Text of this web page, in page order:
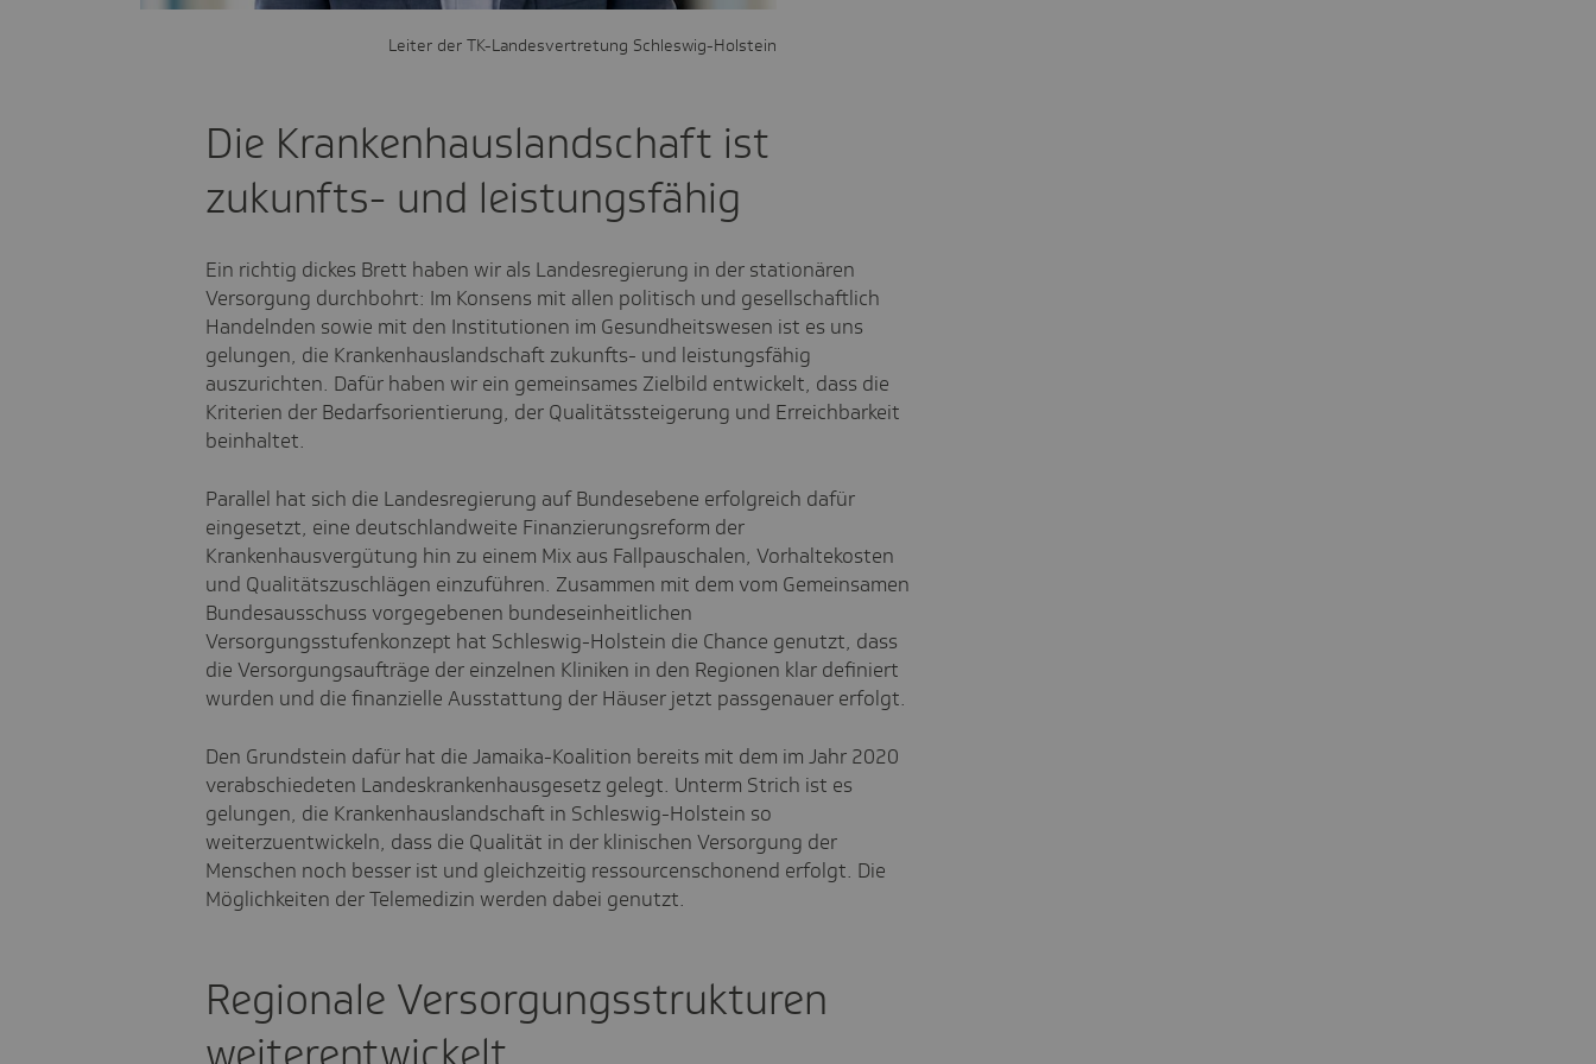
Leiter der TK-Landesvertretung Schleswig-Holstein
Die Krankenhauslandschaft ist
zukunfts- und leistungsfähig
Ein richtig dickes Brett haben wir als Landesregierung in der stationären
Versorgung durchbohrt: Im Konsens mit allen politisch und gesellschaftlich
Handelnden sowie mit den Institutionen im Gesundheitswesen ist es uns
gelungen, die Krankenhauslandschaft zukunfts- und leistungsfähig
auszurichten. Dafür haben wir ein gemeinsames Zielbild entwickelt, dass die
Kriterien der Bedarfsorientierung, der Qualitätssteigerung und Erreichbarkeit
beinhaltet.
Parallel hat sich die Landesregierung auf Bundesebene erfolgreich dafür
eingesetzt, eine deutschlandweite Finanzierungsreform der
Krankenhausvergütung hin zu einem Mix aus Fallpauschalen, Vorhaltekosten
und Qualitätszuschlägen einzuführen. Zusammen mit dem vom Gemeinsamen
Bundesausschuss vorgegebenen bundeseinheitlichen
Versorgungsstufenkonzept hat Schleswig-Holstein die Chance genutzt, dass
die Versorgungsaufträge der einzelnen Kliniken in den Regionen klar definiert
wurden und die finanzielle Ausstattung der Häuser jetzt passgenauer erfolgt.
Den Grundstein dafür hat die Jamaika-Koalition bereits mit dem im Jahr 2020
verabschiedeten Landeskrankenhausgesetz gelegt. Unterm Strich ist es
gelungen, die Krankenhauslandschaft in Schleswig-Holstein so
weiterzuentwickeln, dass die Qualität in der klinischen Versorgung der
Menschen noch besser ist und gleichzeitig ressourcenschonend erfolgt. Die
Möglichkeiten der Telemedizin werden dabei genutzt.
Regionale Versorgungsstrukturen